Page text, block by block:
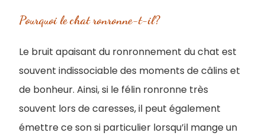
Pourquoi le chat ronronne-t-il?
Le bruit apaisant du ronronnement du chat est
souvent indissociable des moments de câlins et
de bonheur. Ainsi, si le félin ronronne très
souvent lors de caresses, il peut également
émettre ce son si particulier lorsqu’il mange un